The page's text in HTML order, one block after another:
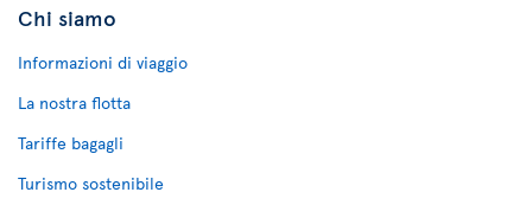
Chi siamo
Informazioni di viaggio
La nostra flotta
Tariffe bagagli
Turismo sostenibile